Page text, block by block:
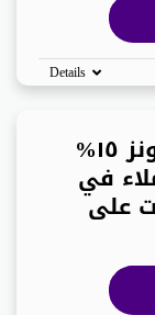
Details
كوبون خصم واتسونز ١٥%
في
على